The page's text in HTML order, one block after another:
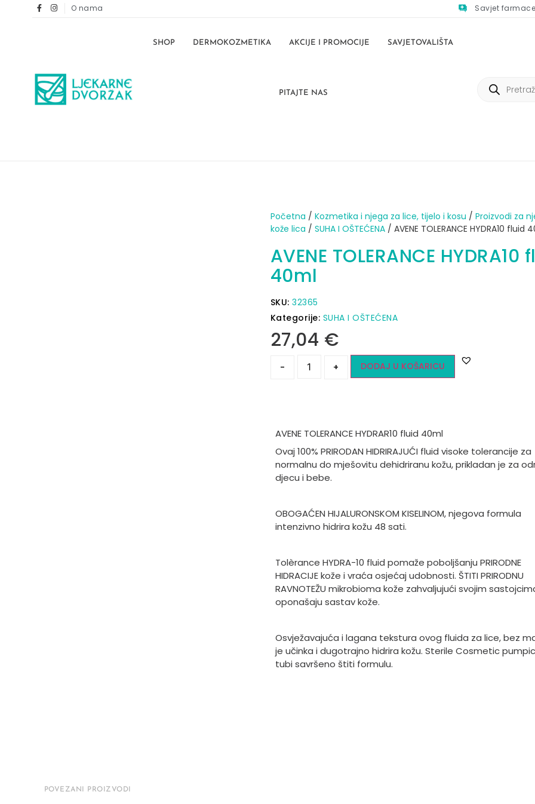
O nama Savjet
SHOP DERMOKOZMETIKA AKCIJE I PROMOCIJE SAVJETOVALIŠTA
PITAJTE NAS
Početna / Kozmetika i njega za lice, tijelo i kosu / Proizvodi za
kože lica / SUHA I OŠTEĆENA/ AVENE TOLERANCE HYDRA10 fluid
AVENE TOLERANCE HYDRA10
40ml
SKU: 32365
Kategorije: SUHA I OŠTEĆENA
27,04 €
- + DODAJ U KOŠARICU
AVENE TOLERANCE HYDRAR10 fluid 40ml
Ovaj 100% PRIRODAN HIDRIRAJUĆI fluid visoke tolerancije za
normalnu do mješovitu dehidriranu kožu, prikladan je za
djecu i bebe.
OBOGAĆEN HIJALURONSKOM KISELINOM, njegova formula
intenzivno hidrira kožu 48 sati.
Tolèrance HYDRA-10 fluid pomaže poboljšanju PRIRODNE
HIDRACIJE kože i vraća osjećaj udobnosti. ŠTITI PRIRODNU
RAVNOTEŽU mikrobioma kože zahvaljujući svojim
oponašaju sastav kože.
Osvježavajuća i lagana tekstura ovog fluida za lice, bez
je učinka i dugotrajno hidrira kožu. Sterile Cosmetic
tubi savršeno štiti formulu.
POVEZANI PROIZVODI